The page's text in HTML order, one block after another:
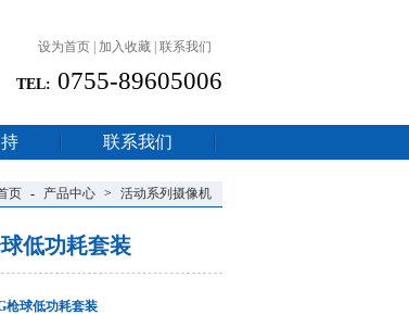
设为首页 加入收藏 联系我们
TEL: 0755-89605006
联系我们
页 - 产品中心 > 活动系列摄像机
低功耗套装
枪球低功耗套装